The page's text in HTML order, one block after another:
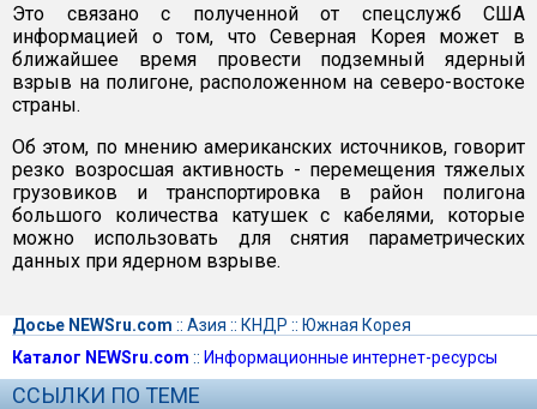
Это связано с полученной от спецслужб США
информацией о том, что Северная Корея может в
ближайшее время провести подземный ядерный
взрыв на полигоне, расположенном на северо-востоке
страны.
Об этом, по мнению американских источников, говорит
резко возросшая активность - перемещения тяжелых
грузовиков и транспортировка в район полигона
большого количества катушек с кабелями, которые
можно использовать для снятия параметрических
данных при ядерном взрыве.
Досье NEWSru.com :: Азия :: КНДР :: Южная Корея
Каталог NEWSru.com :: Информационные интернет-ресурсы
ССЫЛКИ ПО ТЕМЕ